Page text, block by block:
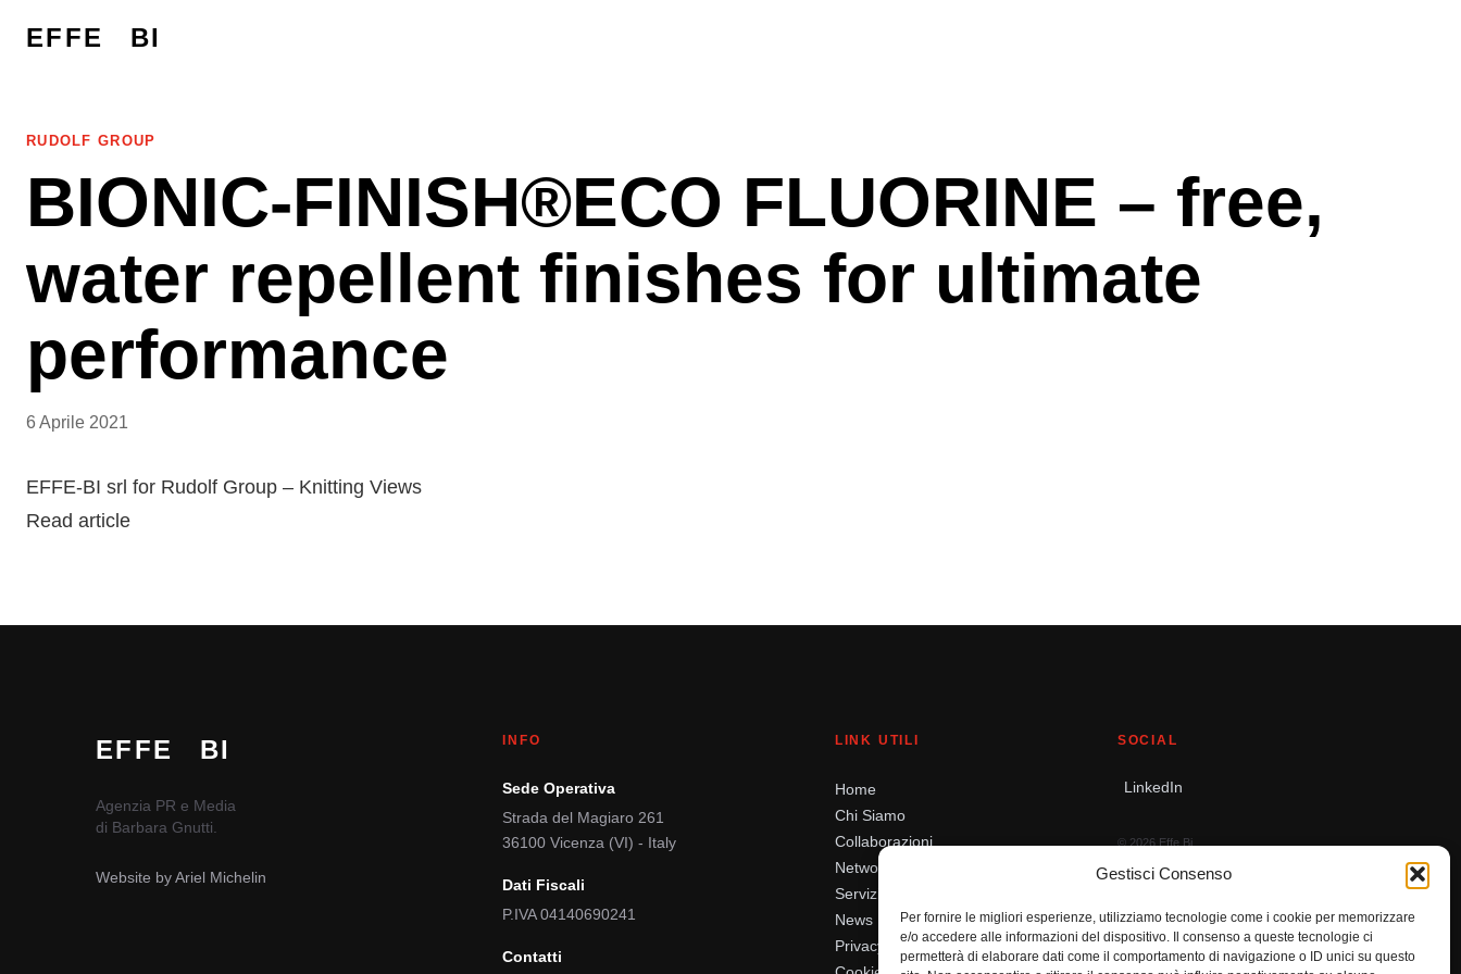
Gestisci Consenso
Per fornire le migliori esperienze, utilizziamo tecnologie come i cookie per memorizzare
e/o accedere alle informazioni del dispositivo. Il consenso a queste tecnologie ci
permetterà di elaborare dati come il comportamento di navigazione o ID unici su questo
EFFE BI
RUDOLF GROUP
BIONIC-FINISH®ECO FLUORINE – free,
water repellent finishes for ultimate
performance
6 Aprile 2021
EFFE-BI srl for Rudolf Group – Knitting Views
Read article
EFFE BI
Agenzia PR e Media
di Barbara Gnutti.
Website byAriel Michelin
INFO
Sede Operativa
Strada del Magiaro 261
36100 Vicenza (VI) - Italy
Dati Fiscali
P.IVA 04140690241
Contatti
LINK UTILI
Home
Chi Siamo
Collaborazioni
Networking
Servizi
News
Privacy Policy
SOCIAL
LinkedIn
© 2026 Effe Bi